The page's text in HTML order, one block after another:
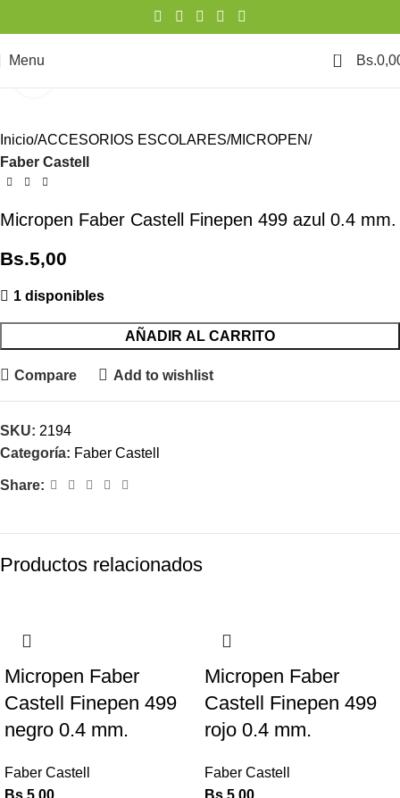
Menu 0 Bs.
Inicio ACCESORIOS ESCOLARES MICROPEN
Faber Castell
Micropen Faber Castell Finepen 499 azul 0.4 mm.
Bs.5,00
1 disponibles
AÑADIR AL CARRITO
Compare Add to wishlist
SKU: 2194
Categoría: Faber Castell
Share:
Productos relacionados
Micropen Faber
Castell Finepen 499
negro 0.4 mm.
Faber Castell
Bs.5,00
Micropen Faber
Castell Finepen 499
rojo 0.4 mm.
Faber Castell
Bs.5,00